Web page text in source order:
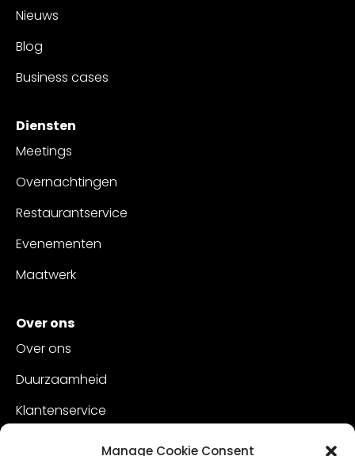
Manage Cookie Consent
Nieuws
Blog
Business cases
Diensten
Meetings
Overnachtingen
Restaurantservice
Evenementen
Maatwerk
Over ons
Over ons
Duurzaamheid
Klantenservice